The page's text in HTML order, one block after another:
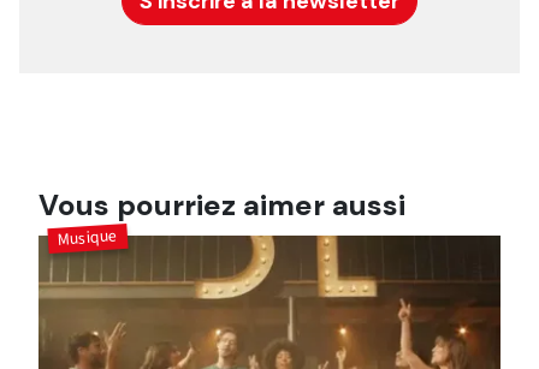
Vous pourriez aimer aussi
Musique